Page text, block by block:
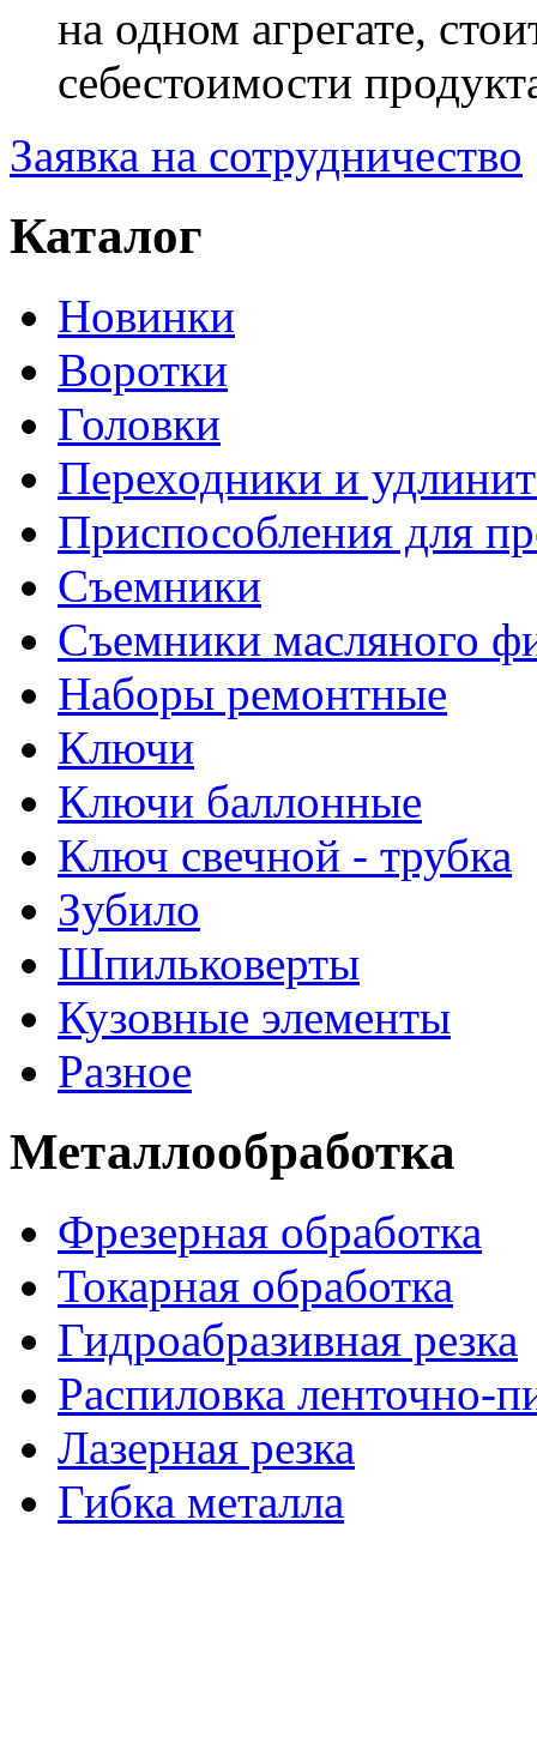
на одном агрегате,
себестоимости
Заявка на сотрудничество
Каталог
Новинки
Воротки
Головки
Переходники и
Приспособления для
Съемники
Съемники масляного
Наборы ремонтные
Ключи
Ключи баллонные
Ключ свечной - трубка
Зубило
Шпильковерты
Кузовные элементы
Разное
Металлообработка
Фрезерная обработка
Токарная обработка
Гидроабразивная резка
Распиловка ленточно-
Лазерная резка
Гибка металла